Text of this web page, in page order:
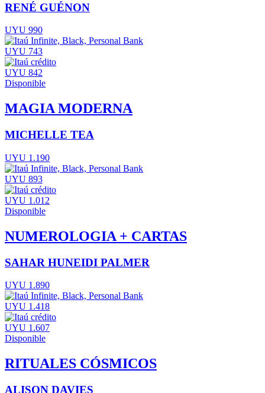
RENÉ GUÉNON
UYU 990
UYU 743
UYU 842
Disponible
MAGIA MODERNA
MICHELLE TEA
UYU 1.190
UYU 893
UYU 1.012
Disponible
NUMEROLOGIA + CARTAS
SAHAR HUNEIDI PALMER
UYU 1.890
UYU 1.418
UYU 1.607
Disponible
RITUALES CÓSMICOS
ALISON DAVIES